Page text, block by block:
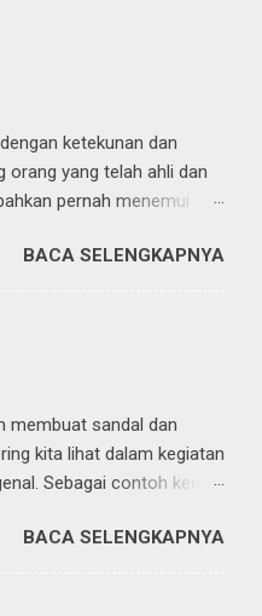
ketekunan dan
orang yang telah ahli dan
pernah menemui
geulis tapi apa salahnya
kita juga bisa
saja yang akan sulit di
BACA SELENGKAPNYA
membuat sandal dan
kita lihat dalam kegiatan
Sebagai contoh kecil
Alat alat tersebut
sepatu sehingga
BACA SELENGKAPNYA